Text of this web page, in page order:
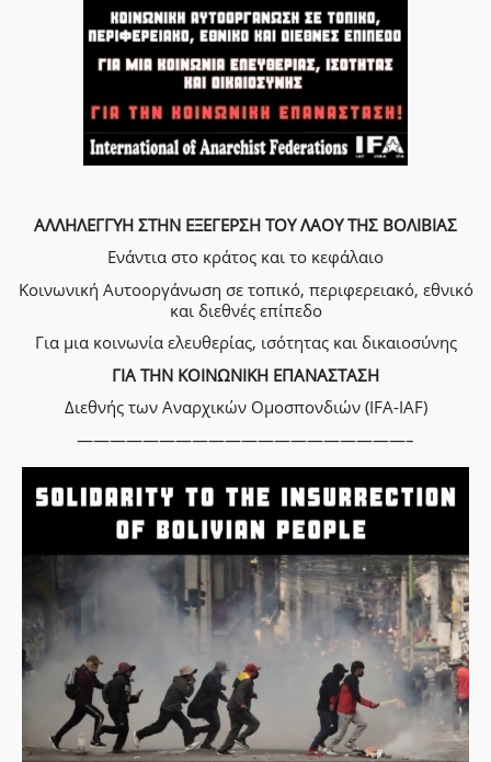
ΑΛΛΗΛΕΓΓΥΗ ΣΤΗΝ ΕΞΕΓΕΡΣΗ ΤΟΥ ΛΑΟΥ ΤΗΣ ΒΟΛΙΒΙΑΣ
Ενάντια στο κράτος και το κεφάλαιο
Κοινωνική Αυτοοργάνωση σε τοπικό, περιφερειακό, εθνικό
και διεθνές επίπεδο
Για μια κοινωνία ελευθερίας, ισότητας και δικαιοσύνης
ΓΙΑ ΤΗΝ ΚΟΙΝΩΝΙΚΗ ΕΠΑΝΑΣΤΑΣΗ
Διεθνής των Αναρχικών Ομοσπονδιών (IFA-IAF)
————————————————————–